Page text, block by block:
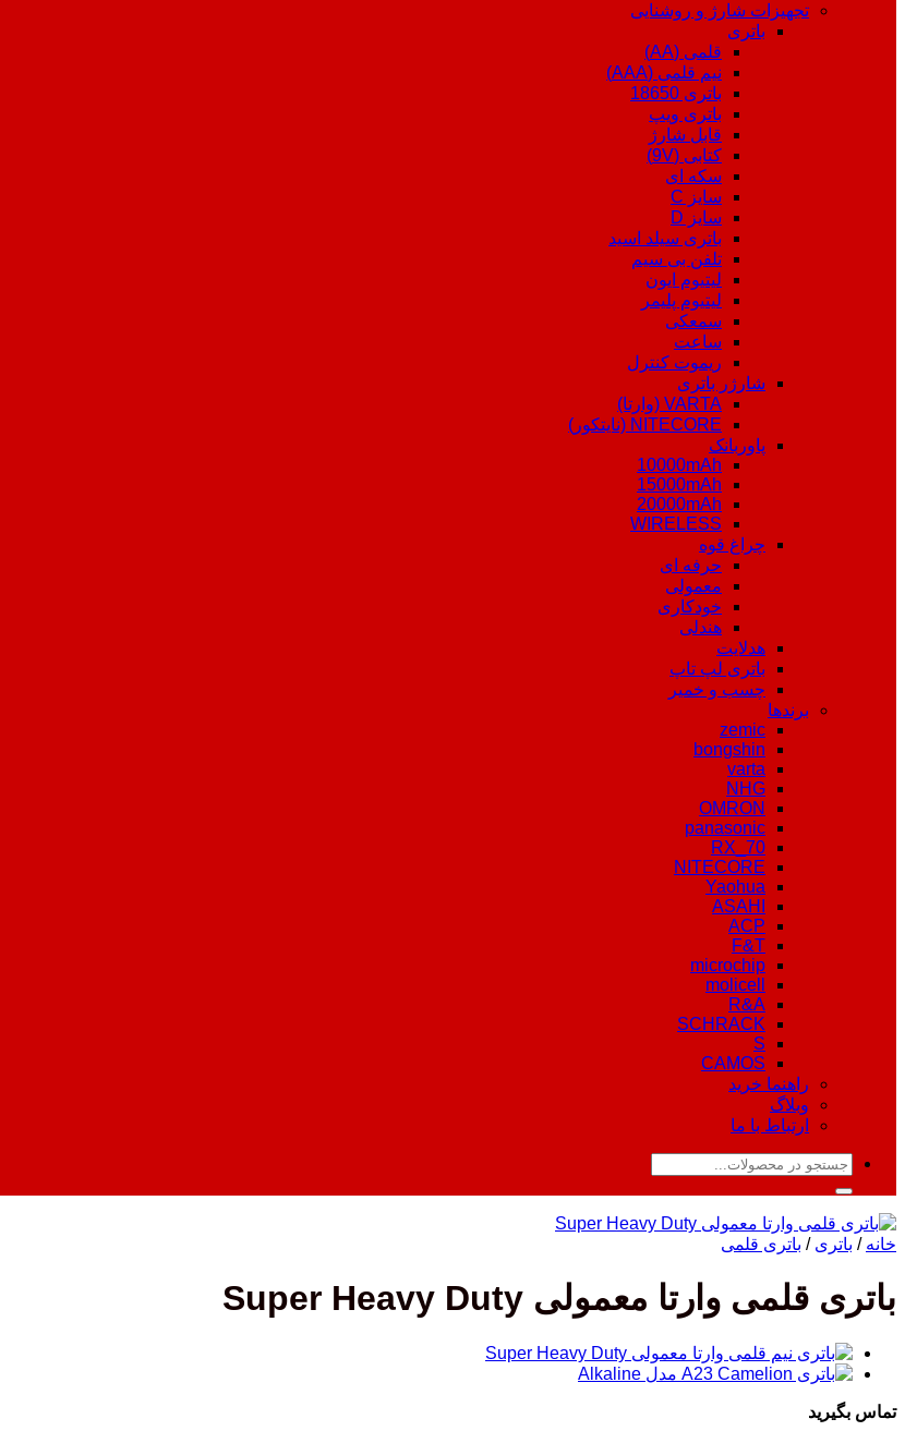
تجهیزات شارژ و روشنایی
باتری
قلمی (AA)
نیم قلمی (AAA)
باتری 18650
باتری ویپ
قابل شارژ
کتابی (9V)
سکه ای
سایز C
سایز D
باتری سیلد اسید
تلفن بی سیم
لیتیوم ایون
لیتیوم پلیمر
سمعکی
ساعت
ریموت کنترل
شارژر باتری
VARTA (وارتا)
NITECORE (نایتکور)
پاوربانک
10000mAh
15000mAh
20000mAh
WIRELESS
چراغ قوه
حرفه ای
معمولی
خودکاری
هندلی
هدلایت
باتری لپ تاپ
چسب و خمیر
برندها
zemic
bongshin
varta
NHG
OMRON
panasonic
RX_70
NITECORE
Yaohua
ASAHI
ACP
F&T
microchip
molicell
R&A
SCHRACK
S
CAMOS
راهنما خرید
وبلاگ
ارتباط با ما
جستجو
خانه / باتری / باتری قلمی
باتری قلمی وارتا معمولی Super Heavy Duty
تماس بگیرید